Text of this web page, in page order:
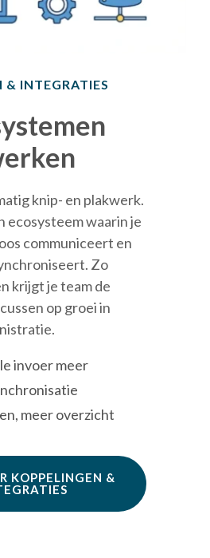
& INTEGRATIES
knip- en plakwerk.
ecosysteem waarin je
communiceert en
Zo
krijgt je team de
op groei in
invoer meer
meer overzicht
KOPPELINGEN &